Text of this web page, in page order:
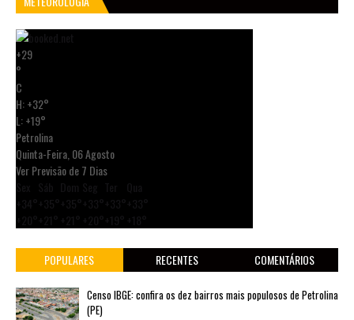
+29
°
C
H:+32°
L:+19°
Petrolina
Quinta-Feira, 06 Agosto
Ver Previsão de 7 Dias
POPULARES RECENTES COMENTÁRIOS
Censo IBGE: confira os dez bairros mais populosos de Petrolina
(PE)